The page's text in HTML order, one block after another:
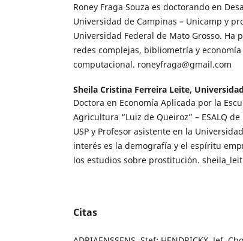
Roney Fraga Souza es doctorando en
Universidad de Campinas – Unicamp y
Universidad Federal de Mato Grosso. Ha
redes complejas, bibliometría y economía
computacional. roneyfraga@gmail.com
Sheila Cristina Ferreira Leite,
Doctora en Economía Aplicada por la
Agricultura “Luiz de Queiroz” – ESALQ
USP y Profesor asistente en la
interés es la demografía y el espíritu
los estudios sobre prostitución.
Citas